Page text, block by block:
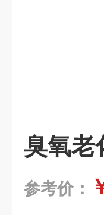
臭氧老
参考价：